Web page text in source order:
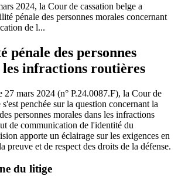
2024, la Cour de cassation belge a
pénale des personnes morales concernant
de l...
pénale des personnes
les infractions routières
27 mars 2024 (n° P.24.0087.F), la Cour de
penchée sur la question concernant la
personnes morales dans les infractions
de communication de l'identité du
apporte un éclairage sur les exigences en
preuve et de respect des droits de la défense.
du litige